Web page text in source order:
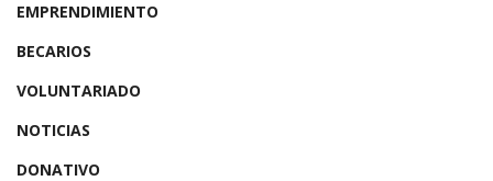
EMPRENDIMIENTO
BECARIOS
VOLUNTARIADO
NOTICIAS
DONATIVO